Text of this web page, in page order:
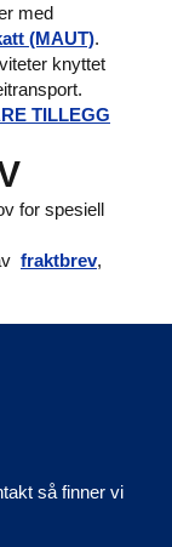
med
(MAUT).
knyttet
TILLEGG
for spesiell
fraktbrev,
så finner vi